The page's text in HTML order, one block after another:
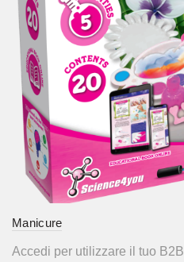
Manicure
Accedi per utilizzare il tuo B2B